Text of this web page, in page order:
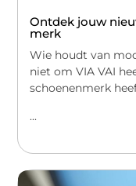
Ontdek jouw
merk
Wie houdt van
niet om VIA VAI
schoenenmerk
...